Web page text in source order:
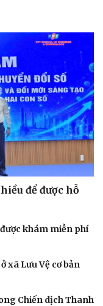
để được hỗ
khám miễn phí
xã Lưu Vệ cơ bản
Chiến dịch Thanh